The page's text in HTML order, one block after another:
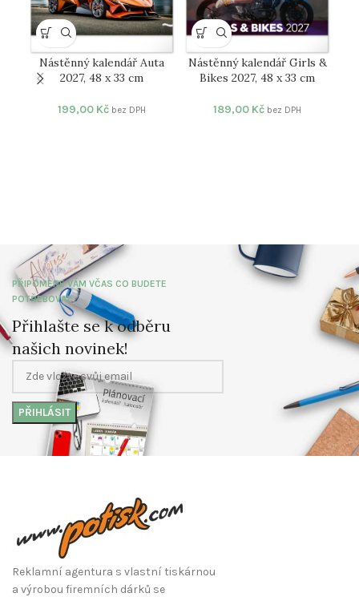
Nástěnný kalendář Auta
2027, 48 x 33 cm
199,00 Kč bez DPH
Nástěnný kalendář Girls &
Bikes 2027, 48 x 33 cm
189,00 Kč bez DPH
PŘIPOMENE VÁM VČAS CO BUDETE
POTŘEBOVAT
Přihlašte se k odběru
našich novinek!
Reklamní agentura s vlastní tiskárnou
a výrobou firemních dárků se